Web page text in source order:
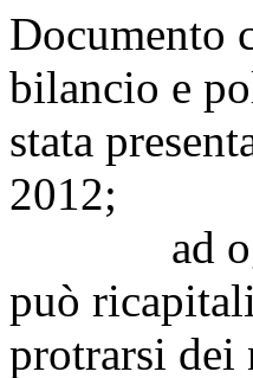
Documento
bilancio e
stata
2012;
ad oggi,
può
protrarsi dei